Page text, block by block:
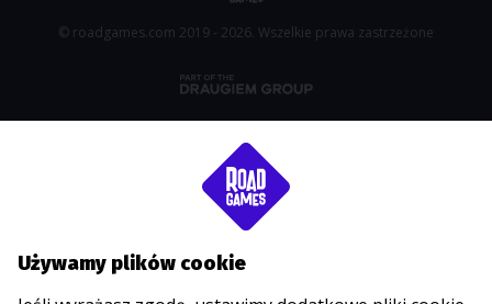
© roadgames.com 2019 - 2026. Wszelkie prawa zastrzeżone
Używamy plików cookie